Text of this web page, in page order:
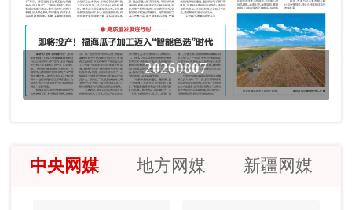
20260807
中央网媒 地方网媒 新疆网媒